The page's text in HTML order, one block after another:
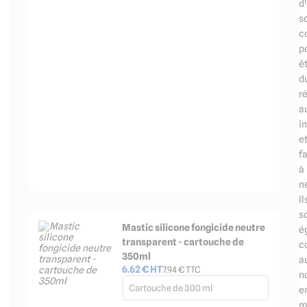
Mastic silicone fongicide neutre
transparent - cartouche de
350ml
6.62€ HT7.94€ TTC
Cartouche de 300 ml
et
à